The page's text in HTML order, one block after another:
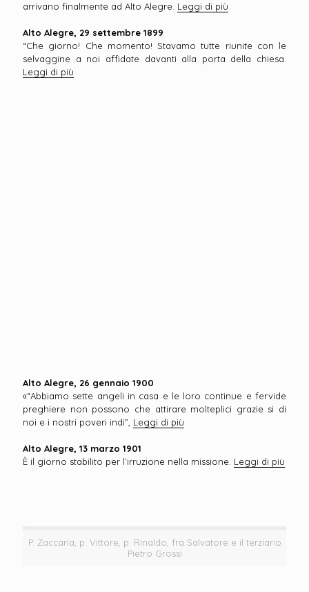
arrivano finalmente ad Alto Alegre. Leggi di più
Alto Alegre, 29 settembre 1899
“Che giorno! Che momento! Stavamo tutte riunite con le
selvaggine a noi affidate davanti alla porta della chiesa.
Leggi di più
Alto Alegre, 26 gennaio 1900
«“Abbiamo sette angeli in casa e le loro continue e fervide
preghiere non possono che attirare molteplici grazie si di
noi e i nostri poveri indi”, Leggi di più
Alto Alegre, 13 marzo 1901
È il giorno stabilito per l’irruzione nella missione. Leggi di più
P. Zaccaria, p. Vittore, p. Rinaldo, fra Salvatore e il terziario
Pietro Grossi